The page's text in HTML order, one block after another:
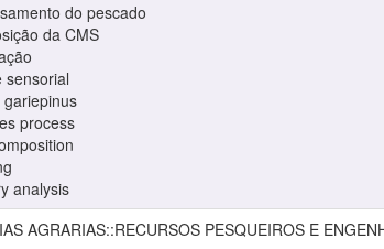
do pescado
da CMS
sensorial
gariepinus
process
analysis
AGRARIAS::RECURSOS PESQUEIROS E